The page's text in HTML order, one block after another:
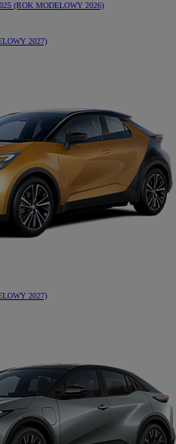
(ROK MODELOWY 2026)
2027)
2027)